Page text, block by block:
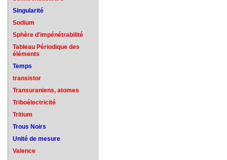
Singularité
Sodium
Sphère d'impénétrabilité
Tableau Périodique des
éléments
Temps
transistor
Transuraniens, atomes
Triboélectricité
Tritium
Trous Noirs
Unité de mesure
Valence